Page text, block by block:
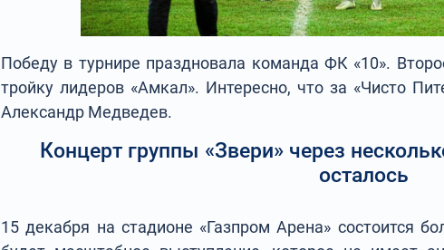
Победу в турнире праздновала команда ФК «10».
тройку лидеров «Амкал». Интересно, что за «Чисто
Александр Медведев.
Концерт группы «Звери» через
осталось
15 декабря на стадионе «Газпром Арена» состоится